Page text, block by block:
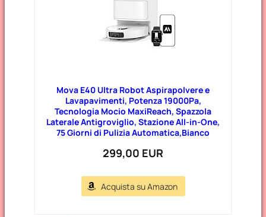
Mova E40 Ultra Robot Aspirapolvere e
Lavapavimenti, Potenza 19000Pa,
Tecnologia Mocio MaxiReach, Spazzola
Laterale Antigroviglio, Stazione All-in-One,
75 Giorni di Pulizia Automatica,Bianco
299,00 EUR
Acquista su Amazon